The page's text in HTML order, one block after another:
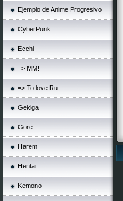
Ejemplo de Anime Progresivo
CyberPunk
Ecchi
=> MM!
=> To love Ru
Gekiga
Gore
Harem
Hentai
Kemono